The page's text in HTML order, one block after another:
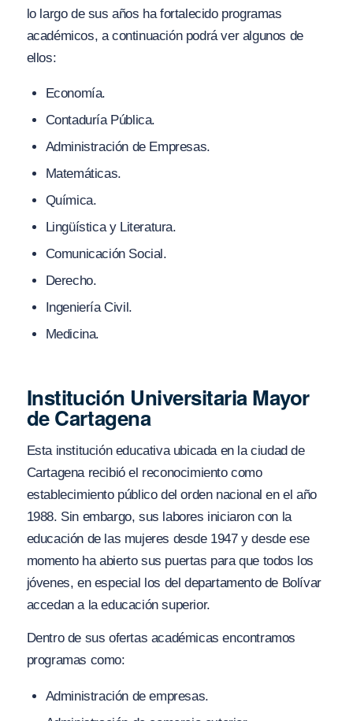
lo largo de sus años ha fortalecido programas
académicos, a continuación podrá ver algunos de
ellos:
Economía.
Contaduría Pública.
Administración de Empresas.
Matemáticas.
Química.
Lingüística y Literatura.
Comunicación Social.
Derecho.
Ingeniería Civil.
Medicina.
Institución Universitaria Mayor
de Cartagena
Esta institución educativa ubicada en la ciudad de
Cartagena recibió el reconocimiento como
establecimiento público del orden nacional en el año
1988. Sin embargo, sus labores iniciaron con la
educación de las mujeres desde 1947 y desde ese
momento ha abierto sus puertas para que todos los
jóvenes, en especial los del departamento de Bolívar
accedan a la educación superior.
Dentro de sus ofertas académicas encontramos
programas como:
Administración de empresas.